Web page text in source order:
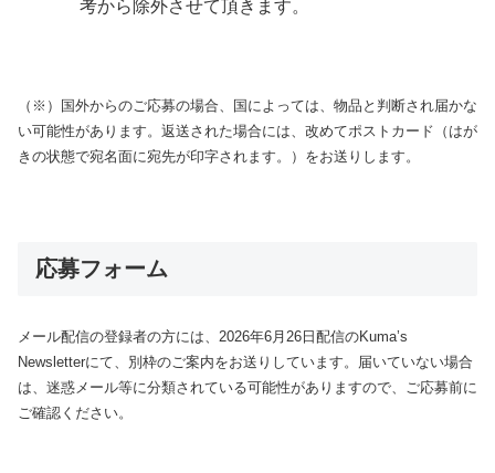
考から除外させて頂きます。
（※）国外からのご応募の場合、国によっては、物品と判断され届かな
い可能性があります。返送された場合には、改めてポストカード（はが
きの状態で宛名面に宛先が印字されます。）をお送りします。
応募フォーム
メール配信の登録者の方には、2026年6月26日配信のKuma’s
Newsletterにて、別枠のご案内をお送りしています。届いていない場合
は、迷惑メール等に分類されている可能性がありますので、ご応募前に
ご確認ください。